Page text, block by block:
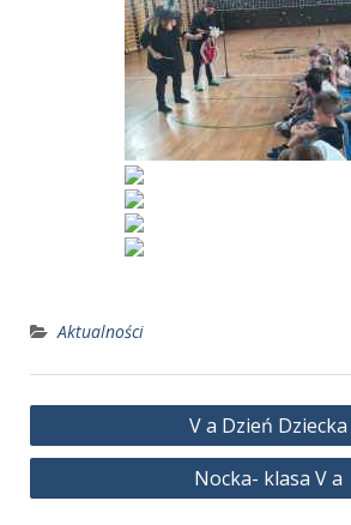
Aktualności
Nawigacja
wpisu
V a Dzień Dziecka
Nocka- klasa V a